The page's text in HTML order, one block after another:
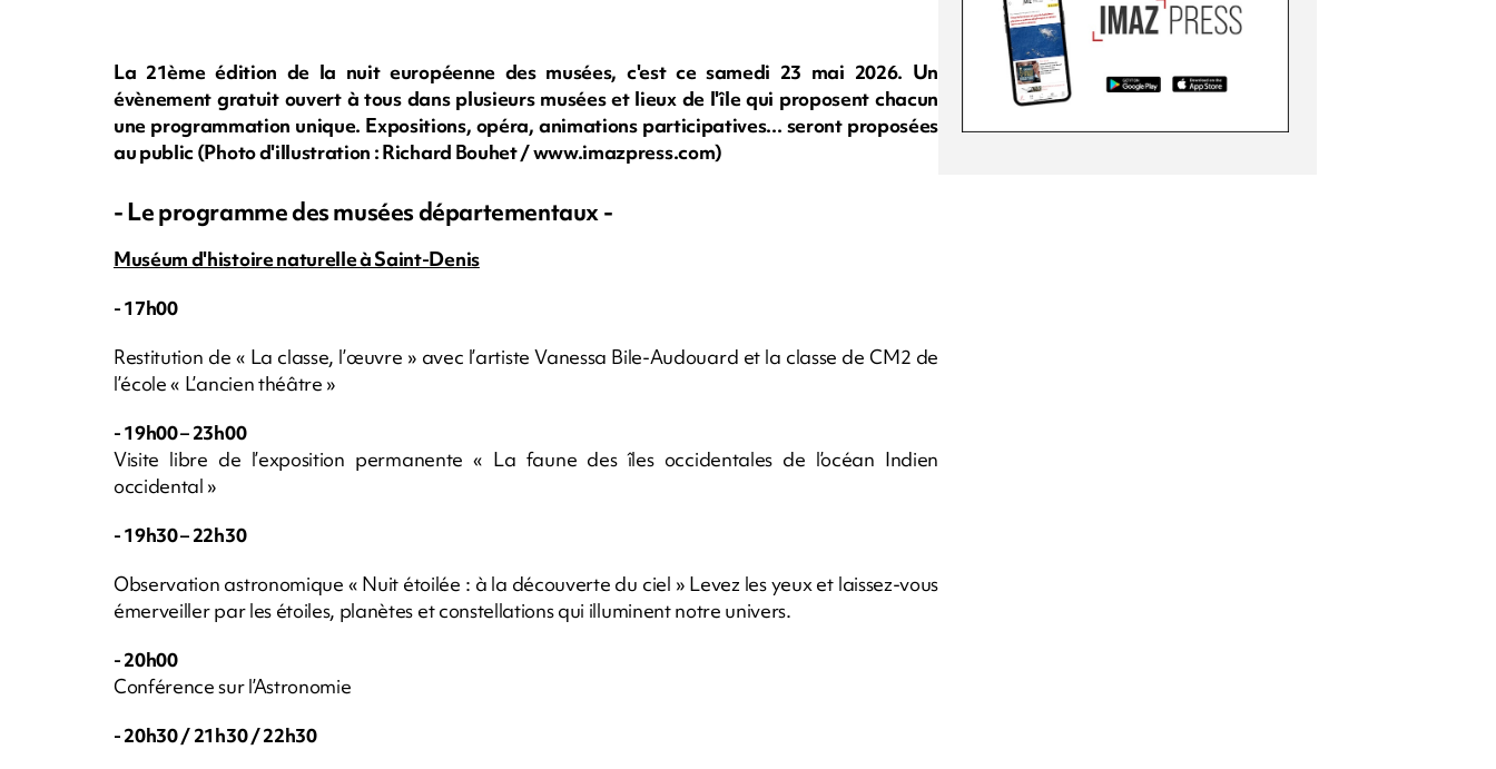
La 21ème édition de la nuit européenne des musées, c'est ce samedi 23 mai 2026. Un
évènement gratuit ouvert à tous dans plusieurs musées et lieux de l'île qui proposent chacun
une programmation unique. Expositions, opéra, animations participatives... seront proposées
au public (Photo d'illustration : Richard Bouhet / www.imazpress.com)
- Le programme des musées départementaux -
Muséum d'histoire naturelle à Saint-Denis
- 17h00
Restitution de « La classe, l’œuvre » avec l’artiste Vanessa Bile-Audouard et la classe de CM2 de
l’école « L’ancien théâtre »
- 19h00 – 23h00
Visite libre de l’exposition permanente « La faune des îles occidentales de l’océan Indien
occidental »
- 19h30 – 22h30
Observation astronomique « Nuit étoilée : à la découverte du ciel » Levez les yeux et laissez-vous
émerveiller par les étoiles, planètes et constellations qui illuminent notre univers.
- 20h00
Conférence sur l’Astronomie
- 20h30 / 21h30 / 22h30